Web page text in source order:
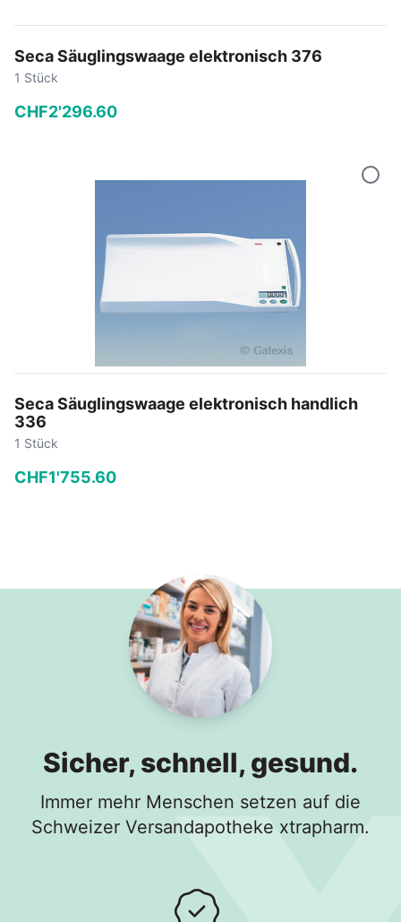
Seca Säuglingswaage elektronisch 376
1 Stück
CHF2'296.60
Seca Säuglingswaage elektronisch handlich
336
1 Stück
CHF1'755.60
Sicher, schnell, gesund.
Immer mehr Menschen setzen auf die
Schweizer Versandapotheke xtrapharm.